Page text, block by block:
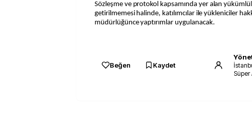
Sözleşme ve protokol kapsamında yer alan
getirilmemesi halinde, katılımcılar ile yükleniciler
müdürlüğünce yaptırımlar uygulanacak.
Beğen Kaydet
Süper